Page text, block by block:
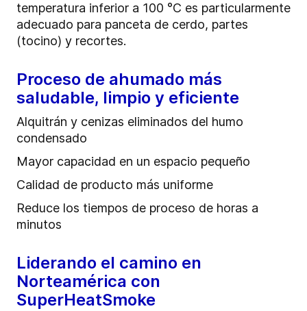
temperatura inferior a 100 °C es particularmente
adecuado para panceta de cerdo, partes
(tocino) y recortes.
Proceso de ahumado más
saludable, limpio y eficiente
Alquitrán y cenizas eliminados del humo
condensado
Mayor capacidad en un espacio pequeño
Calidad de producto más uniforme
Reduce los tiempos de proceso de horas a
minutos
Liderando el camino en
Norteamérica con
SuperHeatSmoke